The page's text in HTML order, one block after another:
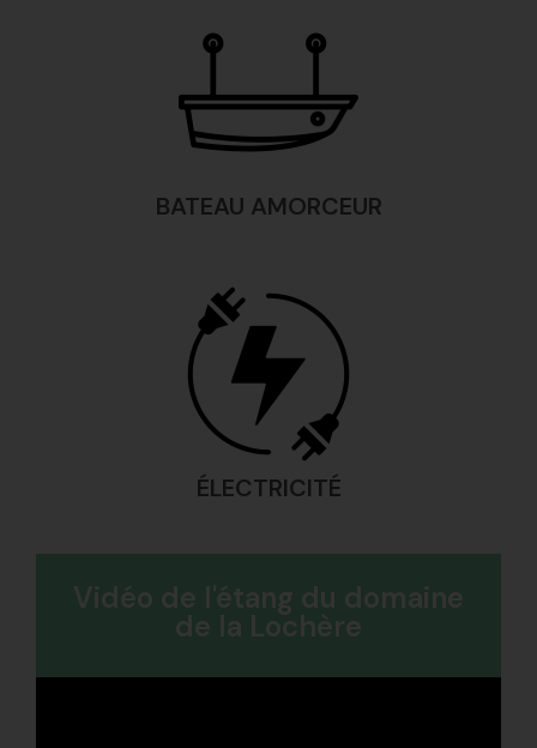
BATEAU AMORCEUR
ÉLECTRICITÉ
Vidéo de l'étang du domaine
de la Lochère